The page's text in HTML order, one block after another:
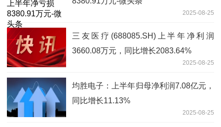
2025-08-25
三友医疗(688085.SH)上半年净利润
3660.08万元，同比增长2083.64%
2025-08-25
均胜电子：上半年归母净利润7.08亿元，
同比增长11.13%
2025-08-25